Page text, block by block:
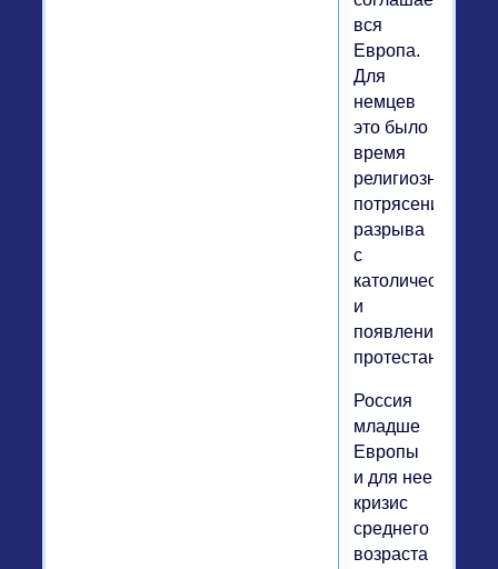
вся
Европа.
Для
немцев
это было
время
религиозных
потрясений,
разрыва
с
католичеством
и
появление
протестантизма.
Россия
младше
Европы
и для нее
кризис
среднего
возраста